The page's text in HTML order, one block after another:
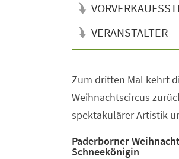
VERANSTALTER
Zum dritten Mal kehrt
Weihnachtscircus
spektakulärer Artistik
Paderborner
Schneekönigin